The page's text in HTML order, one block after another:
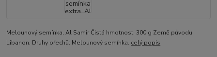
Melounový semínka, Al Samir Čistá hmotnost: 300 g Země původu:
Libanon. Druhy ořechů: Melounový semínka. celý popis